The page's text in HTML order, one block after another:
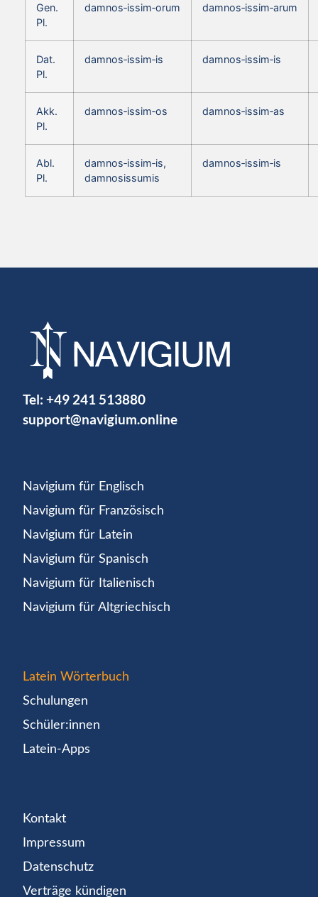
Gen.
Pl.
damnos‑issim‑orum damnos‑issim‑arum
Dat.
Pl.
damnos‑issim‑is damnos‑issim‑is
Akk.
Pl.
damnos‑issim‑os damnos‑issim‑as
Abl.
Pl.
damnos‑issim‑is,
damnosissumis
damnos‑issim‑is
Tel: +49 241 513880
support@navigium.online
Navigium für Englisch
Navigium für Französisch
Navigium für Latein
Navigium für Spanisch
Navigium für Italienisch
Navigium für Altgriechisch
Latein Wörterbuch
Schulungen
Schüler:innen
Latein-Apps
Kontakt
Impressum
Datenschutz
Verträge kündigen